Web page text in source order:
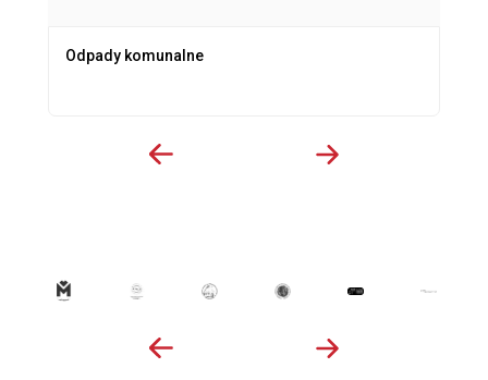
Odpady komunalne